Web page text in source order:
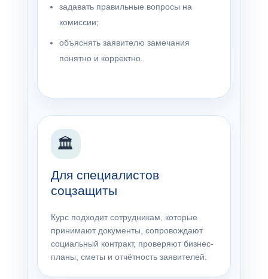
задавать правильные вопросы на
комиссии;
объяснять заявителю замечания
понятно и корректно.
🏛
Для специалистов
соцзащиты
Курс подходит сотрудникам, которые
принимают документы, сопровождают
социальный контракт, проверяют бизнес-
планы, сметы и отчётность заявителей.